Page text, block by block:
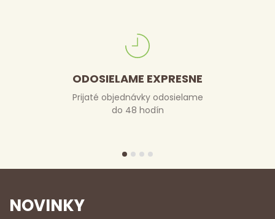
ODOSIELAME EXPRESNE
Prijaté objednávky odosielame
do 48 hodín
NOVINKY